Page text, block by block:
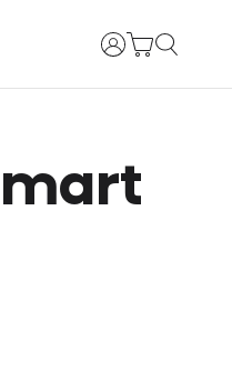
Bejelentkezés